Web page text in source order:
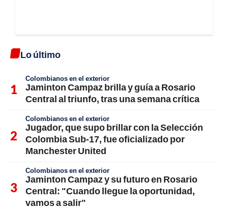
Lo último
Colombianos en el exterior
Jaminton Campaz brilla y guía a Rosario
Central al triunfo, tras una semana crítica
Colombianos en el exterior
Jugador, que supo brillar con la Selección
Colombia Sub-17, fue oficializado por
Manchester United
Colombianos en el exterior
Jaminton Campaz y su futuro en Rosario
Central: "Cuando llegue la oportunidad,
vamos a salir"